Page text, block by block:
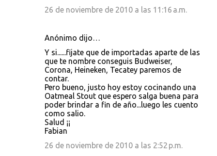
26 de noviembre de 2010 a las 11:16 a.m.
Anónimo dijo…
Y si......fijate que de importadas aparte de las
que te nombre conseguis Budweiser,
Corona, Heineken, Tecatey paremos de
contar.
Pero bueno, justo hoy estoy cocinando una
Oatmeal Stout que espero salga buena para
poder brindar a fin de año...luego les cuento
como salio.
Salud ¡¡
Fabian
26 de noviembre de 2010 a las 2:52 p.m.